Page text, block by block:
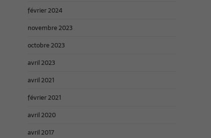
février 2024
novembre 2023
octobre 2023
avril 2023
avril 2021
février 2021
avril 2020
avril 2017